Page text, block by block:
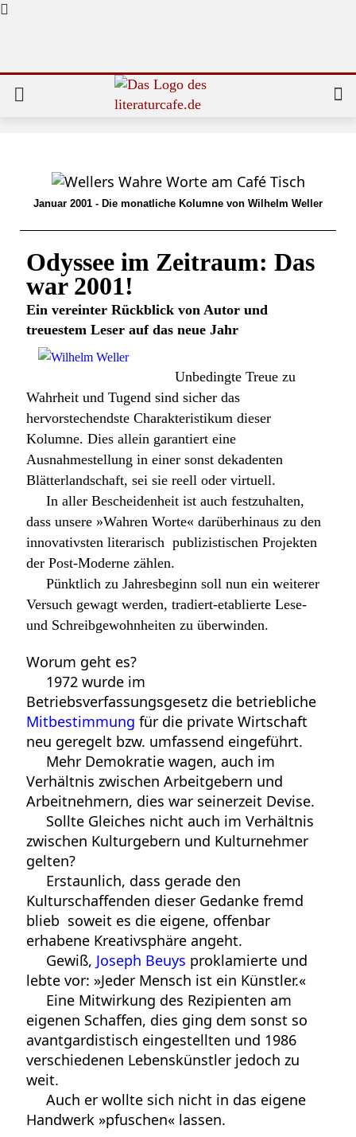
Januar 2001 - Die monatliche Kolumne von Wilhelm Weller
Odyssee im Zeitraum: Das
war 2001!
Ein vereinter Rückblick von Autor und
treuestem Leser auf das neue Jahr
Unbedingte Treue zu
Wahrheit und Tugend sind sicher das
hervorstechendste Charakteristikum dieser
Kolumne. Dies allein garantiert eine
Ausnahmestellung in einer sonst dekadenten
Blätterlandschaft, sei sie reell oder virtuell.
In aller Bescheidenheit ist auch festzuhalten,
dass unsere »Wahren Worte« darüberhinaus zu den
innovativsten literarisch  publizistischen Projekten
der Post-Moderne zählen.
Pünktlich zu Jahresbeginn soll nun ein weiterer
Versuch gewagt werden, tradiert-etablierte Lese-
und Schreibgewohnheiten zu überwinden.
Worum geht es?
1972 wurde im
Betriebsverfassungsgesetz die betriebliche
Mitbestimmung für die private Wirtschaft
neu geregelt bzw. umfassend eingeführt.
Mehr Demokratie wagen, auch im
Verhältnis zwischen Arbeitgebern und
Arbeitnehmern, dies war seinerzeit Devise.
Sollte Gleiches nicht auch im Verhältnis
zwischen Kulturgebern und Kulturnehmer
gelten?
Erstaunlich, dass gerade den
Kulturschaffenden dieser Gedanke fremd
blieb  soweit es die eigene, offenbar
erhabene Kreativsphäre angeht.
Gewiß, Joseph Beuys proklamierte und
lebte vor: »Jeder Mensch ist ein Künstler.«
Eine Mitwirkung des Rezipienten am
eigenen Schaffen, dies ging dem sonst so
avantgardistisch eingestellten und 1986
verschiedenen Lebenskünstler jedoch zu
weit.
Auch er wollte sich nicht in das eigene
Handwerk »pfuschen« lassen.